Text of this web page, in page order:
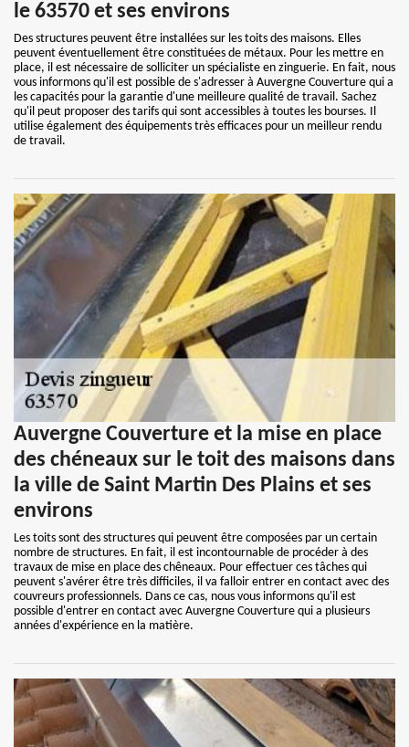
le 63570 et ses environs
Des structures peuvent être installées sur les toits des maisons. Elles
peuvent éventuellement être constituées de métaux. Pour les mettre en
place, il est nécessaire de solliciter un spécialiste en zinguerie. En fait, nous
vous informons qu'il est possible de s'adresser à Auvergne Couverture qui a
les capacités pour la garantie d'une meilleure qualité de travail. Sachez
qu'il peut proposer des tarifs qui sont accessibles à toutes les bourses. Il
utilise également des équipements très efficaces pour un meilleur rendu
de travail.
Auvergne Couverture et la mise en place
des chéneaux sur le toit des maisons dans
la ville de Saint Martin Des Plains et ses
environs
Les toits sont des structures qui peuvent être composées par un certain
nombre de structures. En fait, il est incontournable de procéder à des
travaux de mise en place des chêneaux. Pour effectuer ces tâches qui
peuvent s'avérer être très difficiles, il va falloir entrer en contact avec des
couvreurs professionnels. Dans ce cas, nous vous informons qu'il est
possible d'entrer en contact avec Auvergne Couverture qui a plusieurs
années d'expérience en la matière.